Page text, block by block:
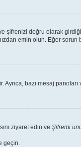
şifrenizi doğru olarak
emin olun. Eğer
bazı mesaj
ziyaret edin ve Şifremi
geçin.